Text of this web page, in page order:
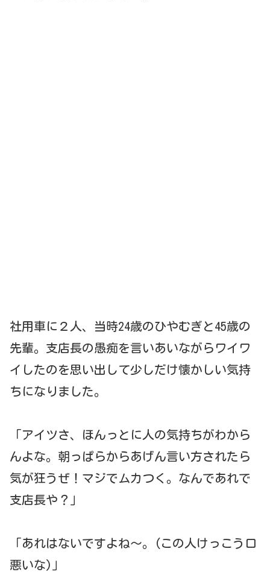
社用車に２人、当時24歳のひやむぎと45歳の
先輩。支店長の愚痴を言いあいながらワイワ
イしたのを思い出して少しだけ懐かしい気持
ちになりました。
「アイツさ、ほんっとに人の気持ちがわから
んよな。朝っぱらからあげん言い方されたら
気が狂うぜ！マジでムカつく。なんであれで
支店長や？」
「あれはないですよね～。(この人けっこう口
悪いな)」